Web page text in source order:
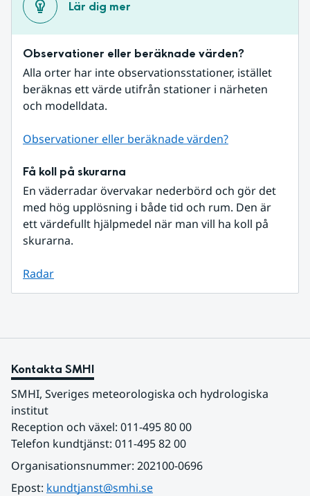
Lär dig mer
Observationer eller beräknade värden?
Alla orter har inte observationsstationer, istället
beräknas ett värde utifrån stationer i närheten
och modelldata.
Observationer eller beräknade värden?
Få koll på skurarna
En väderradar övervakar nederbörd och gör det
med hög upplösning i både tid och rum. Den är
ett värdefullt hjälpmedel när man vill ha koll på
skurarna.
Radar
Kontakta SMHI
SMHI, Sveriges meteorologiska och hydrologiska
institut
Reception och växel: 011-495 80 00
Telefon kundtjänst: 011-495 82 00
Organisationsnummer: 202100-0696
Epost: kundtjanst@smhi.se